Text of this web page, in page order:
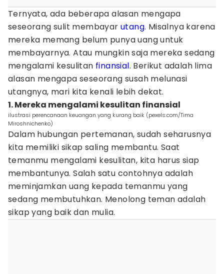
Ternyata, ada beberapa alasan mengapa
seseorang sulit membayar utang. Misalnya karena
mereka memang belum punya uang untuk
membayarnya. Atau mungkin saja mereka sedang
mengalami kesulitan finansial. Berikut adalah lima
alasan mengapa seseorang susah melunasi
utangnya, mari kita kenali lebih dekat.
1. Mereka mengalami kesulitan finansial
ilustrasi perencanaan keuangan yang kurang baik (pexels.com/Tima
Miroshnichenko)
Dalam hubungan pertemanan, sudah seharusnya
kita memiliki sikap saling membantu. Saat
temanmu mengalami kesulitan, kita harus siap
membantunya. Salah satu contohnya adalah
meminjamkan uang kepada temanmu yang
sedang membutuhkan. Menolong teman adalah
sikap yang baik dan mulia.